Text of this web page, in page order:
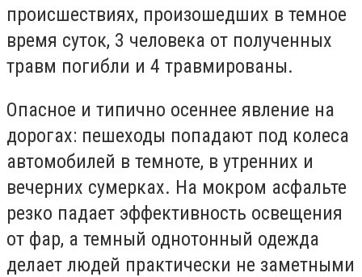
происшествиях, произошедших в темное
время суток, 3 человека от полученных
травм погибли и 4 травмированы.
Опасное и типично осеннее явление на
дорогах: пешеходы попадают под колеса
автомобилей в темноте, в утренних и
вечерних сумерках. На мокром асфальте
резко падает эффективность освещения
от фар, а темный однотонный одежда
делает людей практически не заметными